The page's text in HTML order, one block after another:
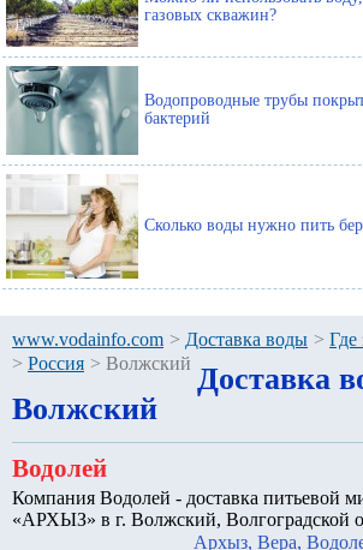
газовых скважин?
Водопроводные трубы
бактерий
Сколько воды нужно пить
www.vodainfo.com > Доставка воды > Где
> Россия > Волжский Доставка
Волжский
Водолей
Компания Водолей - доставка питьевой
«АРХЫЗ» в г. Волжский, Волгоградской
Архыз, Вера,